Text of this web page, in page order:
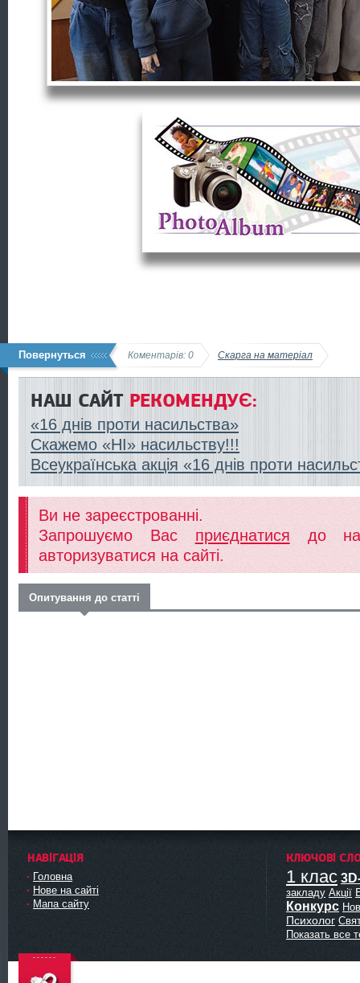
Повернуться Коментарів: 0 Скарга на матеріал
НАШ САЙТРЕКОМЕНДУЄ:
«16 днів проти насильства»
Скажемо «НІ» насильству!!!
Всеукраїнська акція «16 днів проти
Ви не зареєстрованні.
Запрошуємо Вас приєднатися до
авторизуватися на сайті.
Опитування до статті
НАВІГАЦІЯ
Головна
Нове на сайті
Мапа сайту
КЛЮЧОВІ
1 клас
закладу Акції
Конкурс
Психолог
Показать все